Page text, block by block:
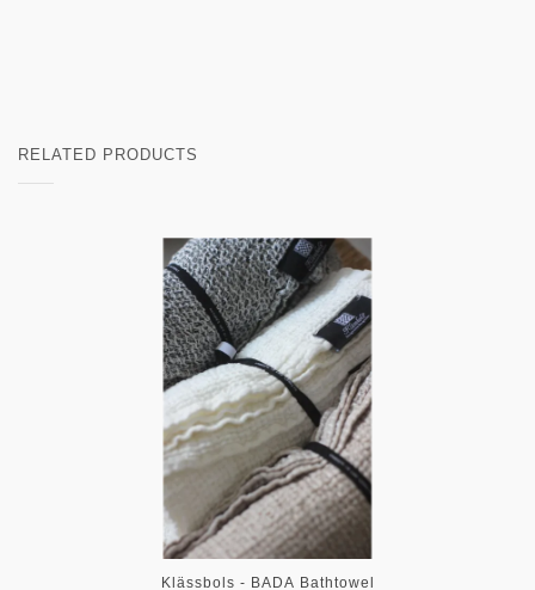
RELATED PRODUCTS
Klässbols - BADA Bathtowel